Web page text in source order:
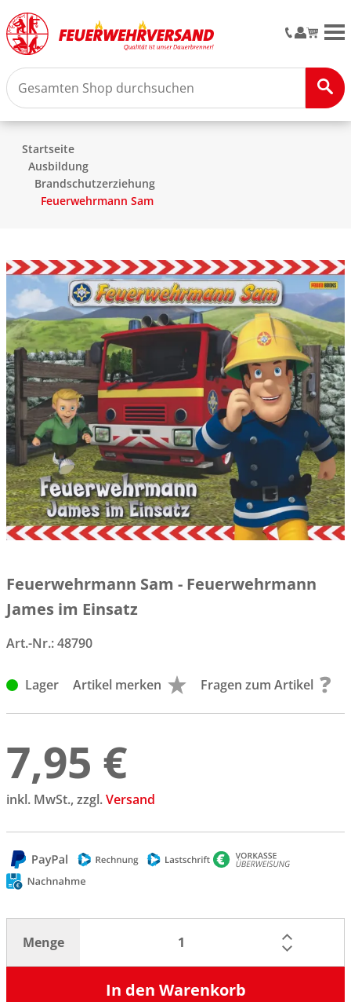
Startseite
Ausbildung
Brandschutzerziehung
Feuerwehrmann Sam
Feuerwehrmann Sam - Feuerwehrmann
James im Einsatz
Art.-Nr.:48790
Lager Artikel merken Fragen zum Artikel
7,95 €
inkl. MwSt., zzgl.Versand
Menge
In den Warenkorb